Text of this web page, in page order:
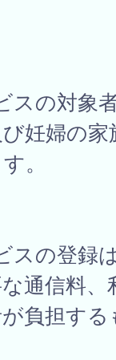
の対象
妊婦の
。
の登録
通信料
負担する